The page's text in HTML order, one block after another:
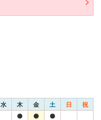
水 木 金 土 日 祝